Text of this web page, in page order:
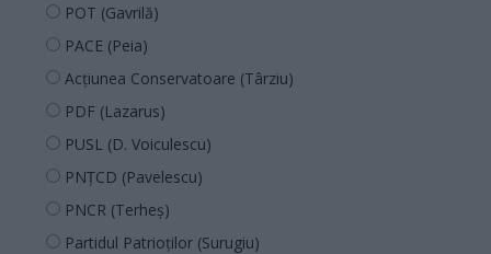
POT (Gavrilă)
PACE (Peia)
Acțiunea Conservatoare (Târziu)
PDF (Lazarus)
PUSL (D. Voiculescu)
PNȚCD (Pavelescu)
PNCR (Terheș)
Partidul Patrioților (Surugiu)